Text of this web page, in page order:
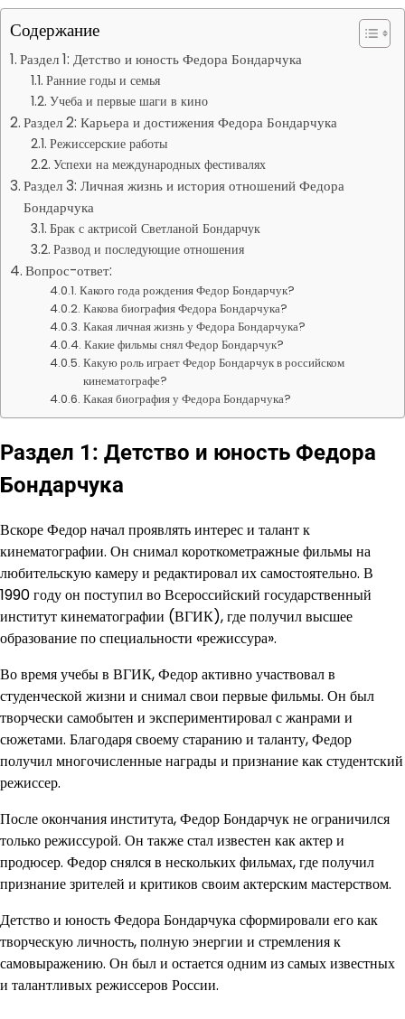
Содержание
Раздел 1: Детство и юность Федора Бондарчука
Ранние годы и семья
Учеба и первые шаги в кино
Раздел 2: Карьера и достижения Федора Бондарчука
Режиссерские работы
Успехи на международных фестивалях
Раздел 3: Личная жизнь и история отношений Федора
Бондарчука
Брак с актрисой Светланой Бондарчук
Развод и последующие отношения
Вопрос-ответ:
Какого года рождения Федор Бондарчук?
Какова биография Федора Бондарчука?
Какая личная жизнь у Федора Бондарчука?
Какие фильмы снял Федор Бондарчук?
Какую роль играет Федор Бондарчук в российском
кинематографе?
Какая биография у Федора Бондарчука?
Раздел 1: Детство и юность Федора
Бондарчука
Вскоре Федор начал проявлять интерес и талант к
кинематографии. Он снимал короткометражные фильмы на
любительскую камеру и редактировал их самостоятельно. В
1990 году он поступил во Всероссийский государственный
институт кинематографии (ВГИК), где получил высшее
образование по специальности «режиссура».
Во время учебы в ВГИК, Федор активно участвовал в
студенческой жизни и снимал свои первые фильмы. Он был
творчески самобытен и экспериментировал с жанрами и
сюжетами. Благодаря своему старанию и таланту, Федор
получил многочисленные награды и признание как студентский
режиссер.
После окончания института, Федор Бондарчук не ограничился
только режиссурой. Он также стал известен как актер и
продюсер. Федор снялся в нескольких фильмах, где получил
признание зрителей и критиков своим актерским мастерством.
Детство и юность Федора Бондарчука сформировали его как
творческую личность, полную энергии и стремления к
самовыражению. Он был и остается одним из самых известных
и талантливых режиссеров России.